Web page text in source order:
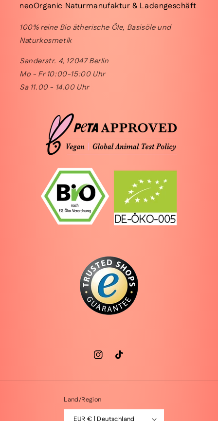
neoOrganic Naturmanufaktur & Ladengeschäft
100% reine Bio ätherische Öle, Basisöle und
Naturkosmetik
Sanderstr. 4, 12047 Berlin
Mo - Fr 10:00-15:00 Uhr
Sa 11.00 - 14.00 Uhr
InstagramTikTok
Land/Region
EUR € | Deutschland